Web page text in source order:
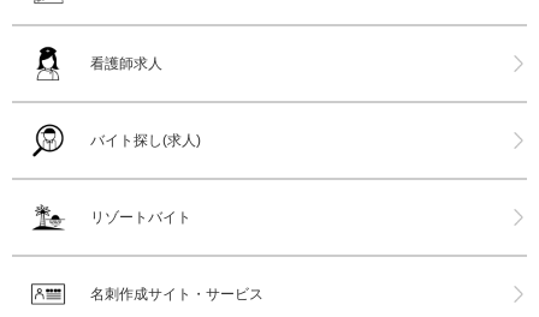
看護師求人
バイト探し(求人)
リゾートバイト
名刺作成サイト・サービス